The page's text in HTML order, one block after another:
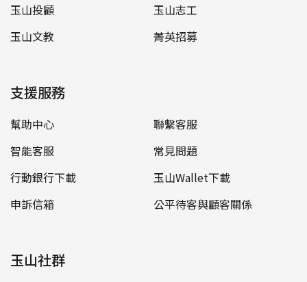
玉山投顧
玉山志工
玉山文教
菁英招募
支援服務
幫助中心
聯繫客服
智能客服
常見問題
行動銀行下載
玉山Wallet下載
申訴信箱
公平待客與顧客關係
玉山社群